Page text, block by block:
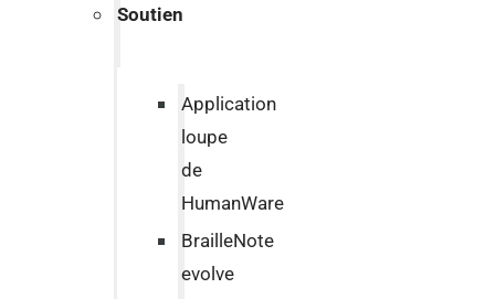
Soutien
Application
loupe
de
HumanWare
BrailleNote
evolve